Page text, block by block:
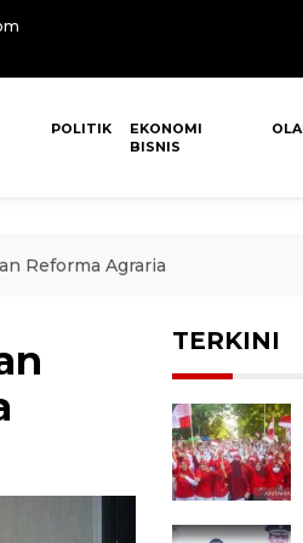
POLITIK
EKONOMI
BISNIS
Reforma Agraria
TERKINI